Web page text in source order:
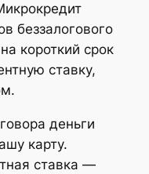
беззалогового
короткий срок
ставку,
деньги
карту.
ставка —